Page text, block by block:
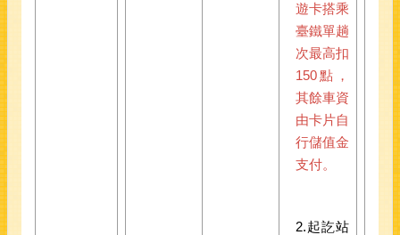
遊卡搭乘
臺鐵單趟
次最高扣
150點，
其餘車資
由卡片自
行儲值金
支付。
2.起訖站